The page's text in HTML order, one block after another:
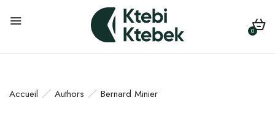
0
Accueil Authors Bernard Minier